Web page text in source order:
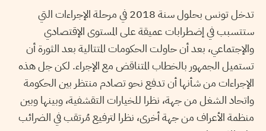
تدخل تونس بحلول سنة 2018 في مرحلة الإجراءات التي
ستتسبب في إضطرابات عميقة على المستوى الإقتصادي
والإجتماعي، بعد أن حاولت الحكومات المتتالية بعد الثورة أن
تستميل الجمهور بالخطاب المتناقض مع الإجراء. لكن جل هذه
الإجراءات من شأنها أن تدفع نحو تصادم منتظر بين الحكومة
واتحاد الشغل من جهة، نظرا للخيارات التقشفية، وبينها وبين
منظمة الأعراف من جهة أخرى، نظرا لترفيع مُرتقب في الضرائب